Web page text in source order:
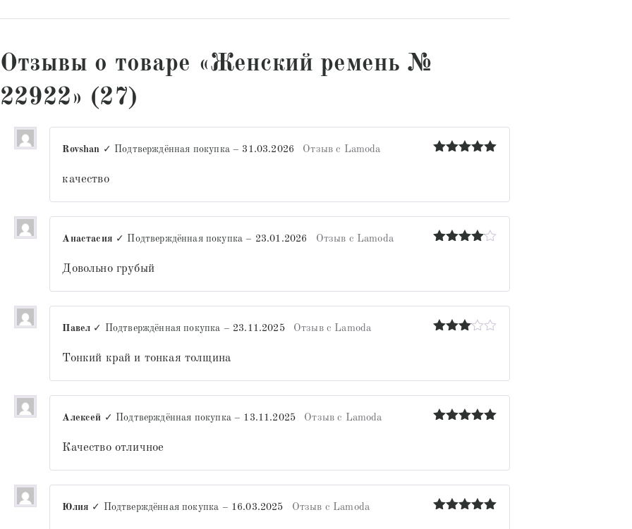
Отзывы о товаре «Женский ремень №
22922» (27)
Rovshan ✓ Подтверждённая покупка – 31.03.2026 Отзыв с Lamoda
качество
Анастасия ✓ Подтверждённая покупка – 23.01.2026 Отзыв с Lamoda
Довольно грубый
Павел ✓ Подтверждённая покупка – 23.11.2025 Отзыв с Lamoda
Тонкий край и тонкая толщина
Алексей ✓ Подтверждённая покупка – 13.11.2025 Отзыв с Lamoda
Качество отличное
Юлия ✓ Подтверждённая покупка – 16.03.2025 Отзыв с Lamoda